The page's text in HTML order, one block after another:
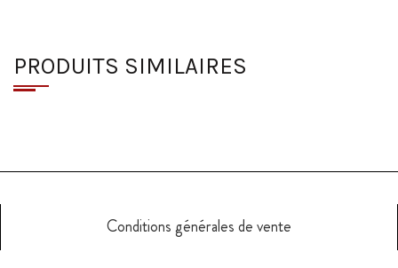
PRODUITS SIMILAIRES
Conditions générales de vente